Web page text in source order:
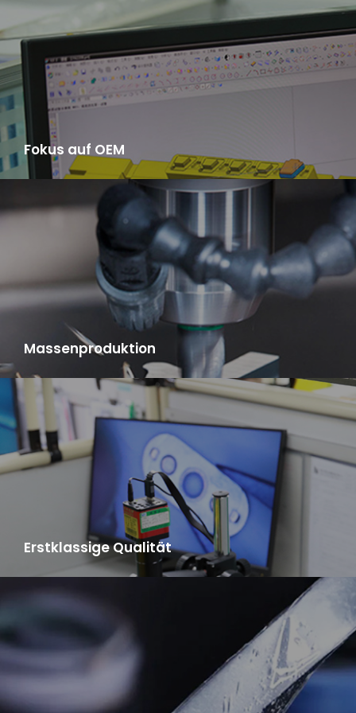
Fokus auf OEM
Sie brauchen nur Muster zur Verfügung zu stellen, wir bieten
Ihnen einen One-Stop-Service von der Rohstoffbeschaffung
über die Herstellung, Produktion und Produktprüfung bis hin zur
logistischen Verteilung.
Massenproduktion
LYA verfügt über einen Formenbau und eine Fabrik zur
Herstellung von Fertigprodukten mit hoher Effizienz und einer
Liefergeschwindigkeit, die in China weit voraus ist.
Erstklassige Qualität
LYA übernimmt das "Japanische
Geschäftsmanagementsystem" und verfügt über ein
Testzentrum für gemischte Materialien, ein Testzentrum für
Halbfertigprodukte und ein Produkttestzentrum, um
sicherzustellen, dass die Produktqualifikationsrate 98% erreicht.